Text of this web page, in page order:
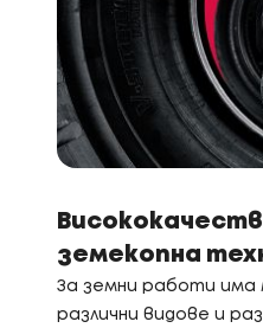
земекопна
За земни работи има
различни видове и